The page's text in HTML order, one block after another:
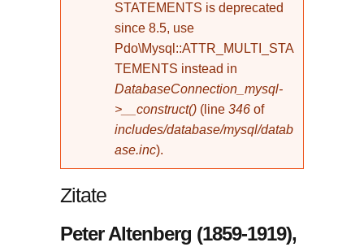
STATEMENTS is deprecated
since 8.5, use
Pdo\Mysql::ATTR_MULTI_STA
TEMENTS instead in
DatabaseConnection_mysql-
>__construct() (line 346 of
includes/database/mysql/datab
ase.inc).
Zitate
Peter Altenberg (1859-1919),